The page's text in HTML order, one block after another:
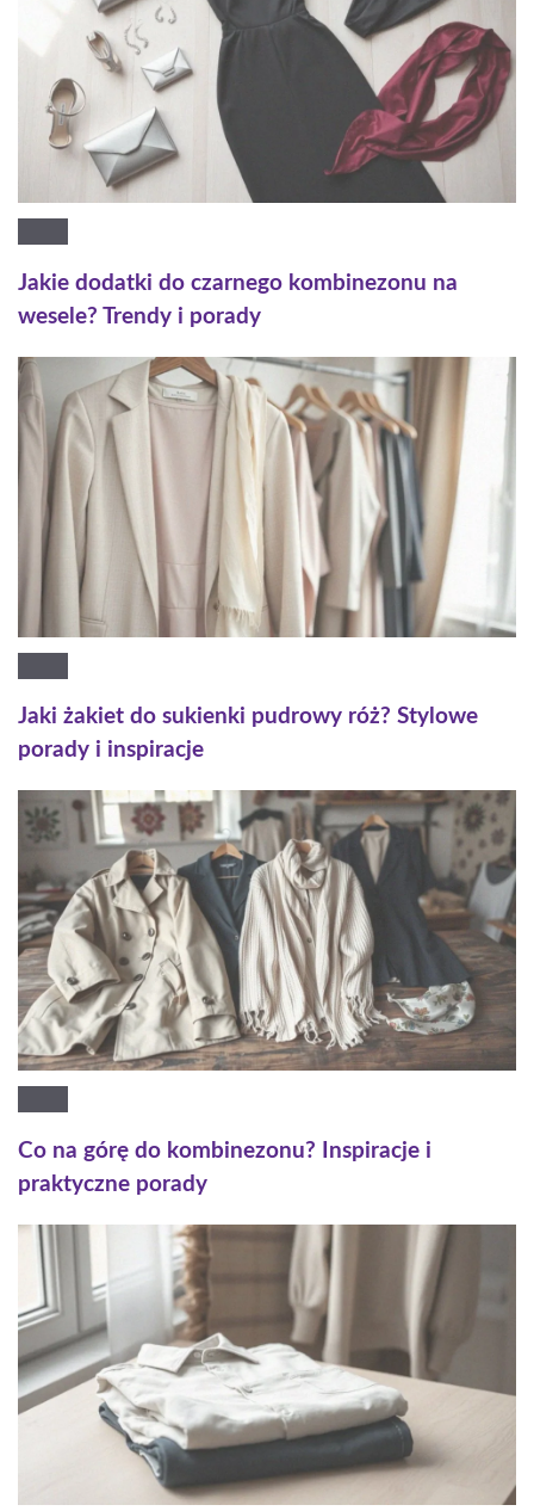
Jakie dodatki do czarnego kombinezonu na
wesele? Trendy i porady
Jaki żakiet do sukienki pudrowy róż? Stylowe
porady i inspiracje
Co na górę do kombinezonu? Inspiracje i
praktyczne porady